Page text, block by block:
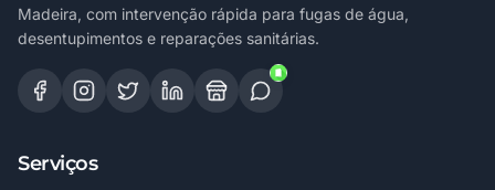
Madeira, com intervenção rápida para fugas de água,
desentupimentos e reparações sanitárias.
Serviços